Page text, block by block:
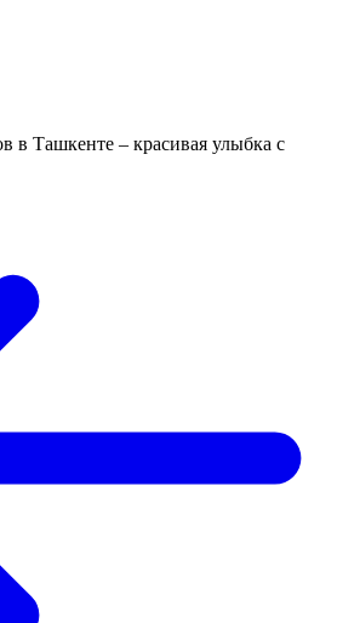
в Ташкенте – красивая улыбка с